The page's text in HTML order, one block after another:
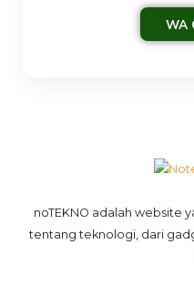
WA
noTEKNO adalah website
tentang teknologi, dari